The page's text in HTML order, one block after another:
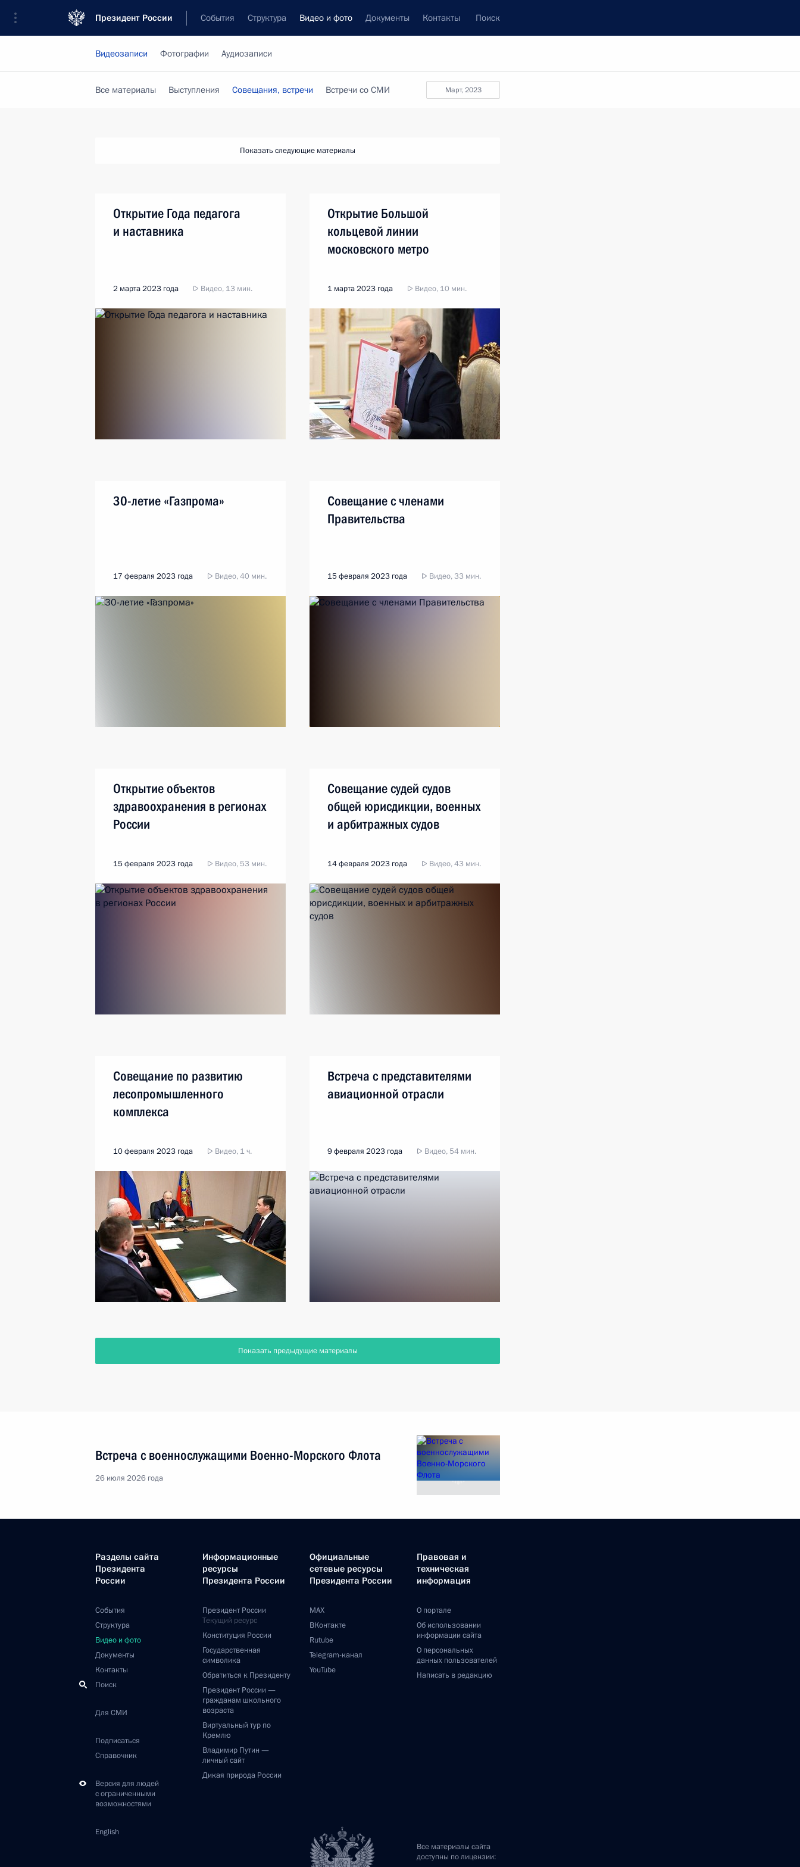
Президент России События Структура Видео и фото Документы Контакты Поиск
Видеозаписи Фотографии Аудиозаписи
март, 2023
Все материалы Выступления Совещания, встречи Встречи со СМИ
Показать следующие материалы
Открытие Года педагога
и наставника
2 марта 2023 года Видео, 13 мин.
Открытие Большой
кольцевой линии
московского метро
1 марта 2023 года Видео, 10 мин.
30-летие «Газпрома»
17 февраля 2023 года Видео, 40 мин.
Совещание с членами
Правительства
15 февраля 2023 года Видео, 33 мин.
Открытие объектов
здравоохранения в регионах
России
15 февраля 2023 года Видео, 53 мин.
Совещание судей судов
общей юрисдикции, военных
и арбитражных судов
14 февраля 2023 года Видео, 43 мин.
Совещание по развитию
лесопромышленного
комплекса
10 февраля 2023 года Видео, 1 ч.
Встреча с представителями
авиационной отрасли
9 февраля 2023 года Видео, 54 мин.
Показать предыдущие материалы
Встреча с военнослужащими Военно-Морского Флота
26 июля 2026 года
Разделы сайта
Президента
России
События
Структура
Видео и фото
Документы
Контакты
Поиск
Для СМИ
Подписаться
Справочник
Версия для людей
с ограниченными
возможностями
English
Информационные
ресурсы
Президента России
Президент России
Текущий ресурс
Конституция России
Государственная
символика
Обратиться к Президенту
Президент России —
гражданам школьного
возраста
Виртуальный тур по
Кремлю
Владимир Путин —
личный сайт
Дикая природа России
Официальные
сетевые ресурсы
Президента России
MAX
ВКонтакте
Rutube
Telegram-канал
YouTube
Правовая и
техническая
информация
О портале
Об использовании
информации сайта
О персональных
данных пользователей
Написать в редакцию
Все материалы сайта
доступны по лицензии: